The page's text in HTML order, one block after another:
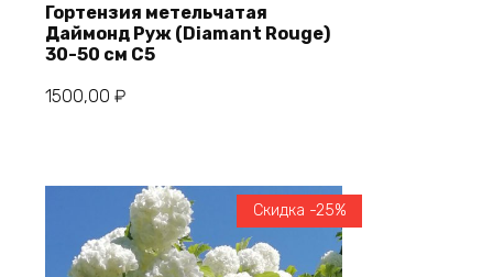
Гортензия метельчатая
Даймонд Руж (Diamant Rouge)
30-50 см С5
1500,00 ₽
Скидка -25%